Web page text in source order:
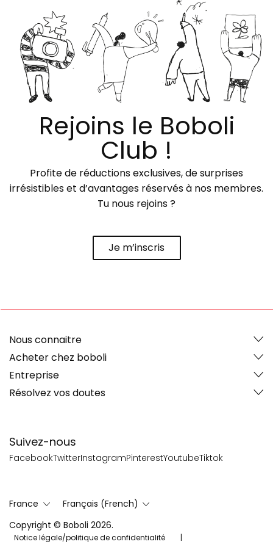
Rejoins le Boboli
Club !
Profite de réductions exclusives, de surprises
irrésistibles et d’avantages réservés à nos membres.
Tu nous rejoins ?
Je m’inscris
Suivez-nous
FacebookTwitterInstagramPinterestYoutubeTiktok
Nous connaitre
Acheter chez boboli
Entreprise
Résolvez vos doutes
France
Français (French)
Copyright © Boboli 2026.
Notice légale/politique de confidentialité